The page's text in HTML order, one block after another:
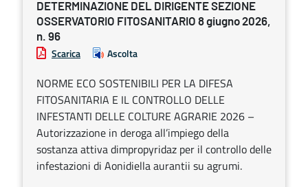
DETERMINAZIONE DEL DIRIGENTE SEZIONE
OSSERVATORIO FITOSANITARIO 8 giugno 2026,
n. 96
Scarica Ascolta
NORME ECO SOSTENIBILI PER LA DIFESA
FITOSANITARIA E IL CONTROLLO DELLE
INFESTANTI DELLE COLTURE AGRARIE 2026 –
Autorizzazione in deroga all’impiego della
sostanza attiva dimpropyridaz per il controllo delle
infestazioni di Aonidiella aurantii su agrumi.